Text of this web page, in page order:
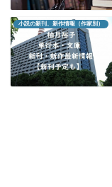
小説の新刊、新作情報（作家別）